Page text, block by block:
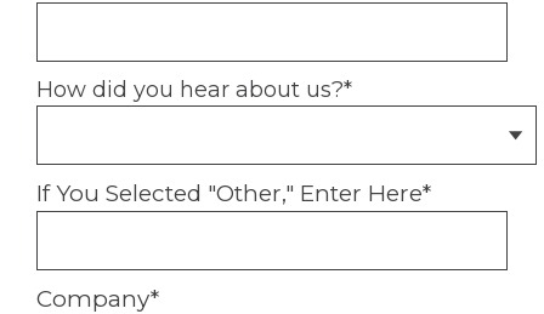
How did you hear about us?*
If You Selected "Other," Enter Here*
Company*